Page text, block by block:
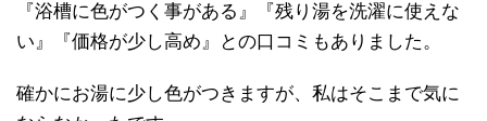
『浴槽に色がつく事がある』『残り湯を洗濯に使えな
い』『価格が少し高め』との口コミもありました。
確かにお湯に少し色がつきますが、私はそこまで気に